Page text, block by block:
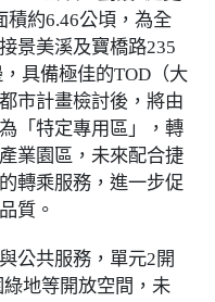
積約6.46公頃，為全
景美溪及寶橋路235
具備極佳的TOD（大
市計畫檢討後，將由
「特定專用區」，轉
業園區，未來配合捷
轉乘服務，進一步促
質。
公共服務，單元2開
地等開放空間，未